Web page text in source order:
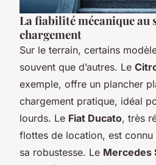
La fiabilité mécanique au
chargement
Sur le terrain, certains
souvent que d’autres. Le
exemple, offre un plancher
chargement pratique, idéal
lourds. Le Fiat Ducato, très
flottes de location, est
sa robustesse. Le Mercedes